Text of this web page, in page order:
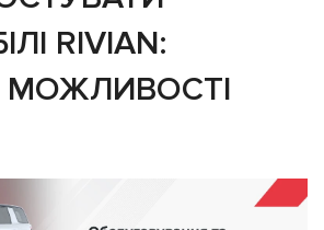
RIVIAN:
МОЖЛИВОСТІ